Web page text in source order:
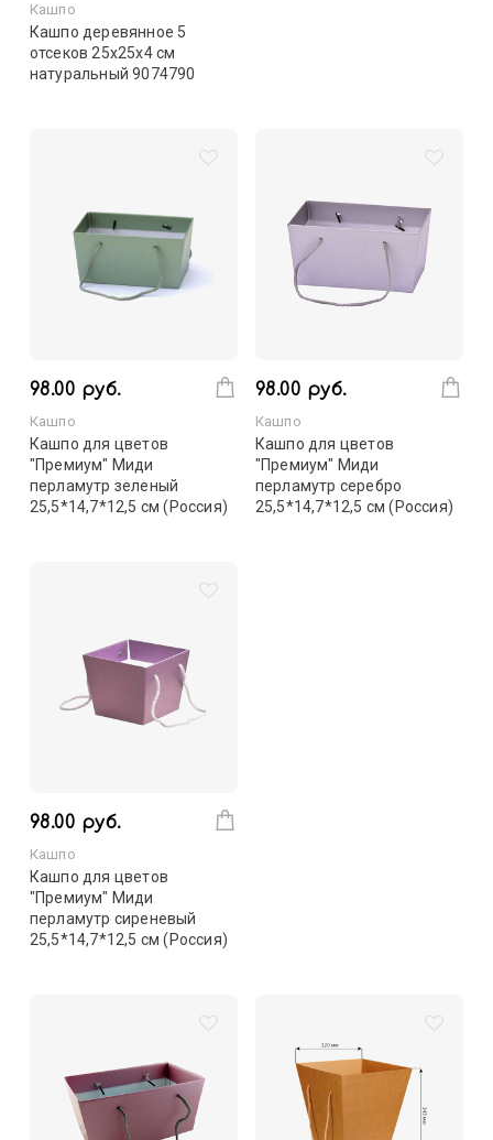
Кашпо
Кашпо деревянное 5
отсеков 25х25х4 см
натуральный 9074790
98.00 руб.
Кашпо
Кашпо для цветов
"Премиум" Миди
перламутр зеленый
25,5*14,7*12,5 см (Россия)
98.00 руб.
Кашпо
Кашпо для цветов
"Премиум" Миди
перламутр серебро
25,5*14,7*12,5 см (Россия)
98.00 руб.
Кашпо
Кашпо для цветов
"Премиум" Миди
перламутр сиреневый
25,5*14,7*12,5 см (Россия)